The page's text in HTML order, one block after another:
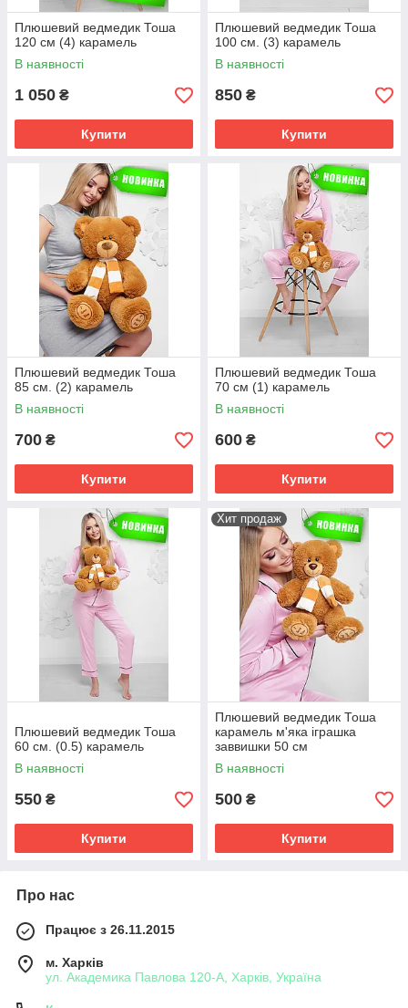
Плюшевий ведмедик Тоша
120 см (4) карамель
В наявності
1 050 ₴
Купити
Плюшевий ведмедик Тоша
100 см. (3) карамель
В наявності
850 ₴
Купити
Плюшевий ведмедик Тоша
85 см. (2) карамель
В наявності
700 ₴
Купити
Плюшевий ведмедик Тоша
70 см (1) карамель
В наявності
600 ₴
Купити
Плюшевий ведмедик Тоша
60 см. (0.5) карамель
В наявності
550 ₴
Купити
Хит продаж
Плюшевий ведмедик Тоша
карамель м'яка іграшка
заввишки 50 см
В наявності
500 ₴
Купити
Про нас
Працює з 26.11.2015
м. Харків
ул. Академика Павлова 120-А, Харків, Україна